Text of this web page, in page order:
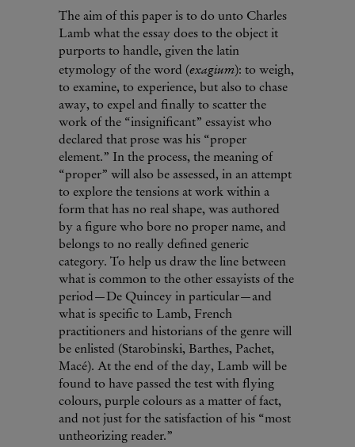
The aim of this paper is to do unto Charles
Lamb what the essay does to the object it
purports to handle, given the latin
etymology of the word (exagium): to weigh,
to examine, to experience, but also to chase
away, to expel and finally to scatter the
work of the “insignificant” essayist who
declared that prose was his “proper
element.” In the process, the meaning of
“proper” will also be assessed, in an attempt
to explore the tensions at work within a
form that has no real shape, was authored
by a figure who bore no proper name, and
belongs to no really defined generic
category. To help us draw the line between
what is common to the other essayists of the
period—De Quincey in particular—and
what is specific to Lamb, French
practitioners and historians of the genre will
be enlisted (Starobinski, Barthes, Pachet,
Macé). At the end of the day, Lamb will be
found to have passed the test with flying
colours, purple colours as a matter of fact,
and not just for the satisfaction of his “most
untheorizing reader.”